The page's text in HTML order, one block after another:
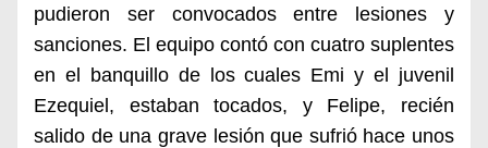
pudieron ser convocados entre lesiones y
sanciones. El equipo contó con cuatro suplentes
en el banquillo de los cuales Emi y el juvenil
Ezequiel, estaban tocados, y Felipe, recién
salido de una grave lesión que sufrió hace unos